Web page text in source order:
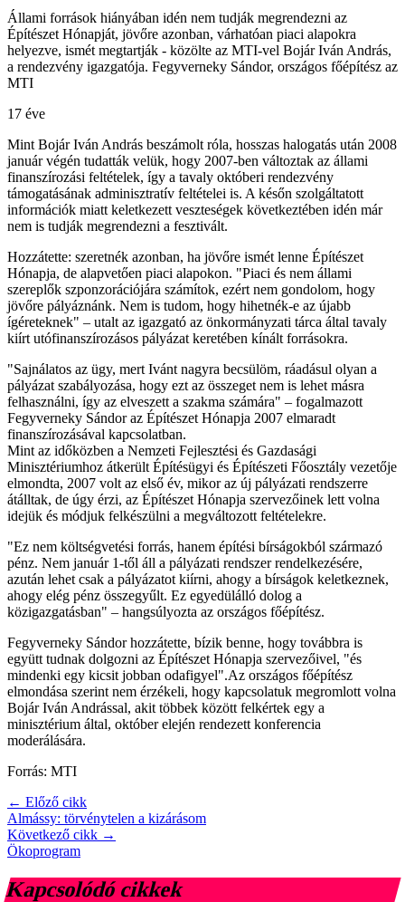
Állami források hiányában idén nem tudják megrendezni az
Építészet Hónapját, jövőre azonban, várhatóan piaci alapokra
helyezve, ismét megtartják - közölte az MTI-vel Bojár Iván András,
a rendezvény igazgatója. Fegyverneky Sándor, országos főépítész az
MTI
17 éve
Mint Bojár Iván András beszámolt róla, hosszas halogatás után 2008
január végén tudatták velük, hogy 2007-ben változtak az állami
finanszírozási feltételek, így a tavaly októberi rendezvény
támogatásának adminisztratív feltételei is. A későn szolgáltatott
információk miatt keletkezett veszteségek következtében idén már
nem is tudják megrendezni a fesztivált.
Hozzátette: szeretnék azonban, ha jövőre ismét lenne Építészet
Hónapja, de alapvetően piaci alapokon. "Piaci és nem állami
szereplők szponzorációjára számítok, ezért nem gondolom, hogy
jövőre pályáznánk. Nem is tudom, hogy hihetnék-e az újabb
ígéreteknek" – utalt az igazgató az önkormányzati tárca által tavaly
kiírt utófinanszírozásos pályázat keretében kínált forrásokra.
"Sajnálatos az ügy, mert Ivánt nagyra becsülöm, ráadásul olyan a
pályázat szabályozása, hogy ezt az összeget nem is lehet másra
felhasználni, így az elveszett a szakma számára" – fogalmazott
Fegyverneky Sándor az Építészet Hónapja 2007 elmaradt
finanszírozásával kapcsolatban.
Mint az időközben a Nemzeti Fejlesztési és Gazdasági
Minisztériumhoz átkerült Építésügyi és Építészeti Főosztály vezetője
elmondta, 2007 volt az első év, mikor az új pályázati rendszerre
átálltak, de úgy érzi, az Építészet Hónapja szervezőinek lett volna
idejük és módjuk felkészülni a megváltozott feltételekre.
"Ez nem költségvetési forrás, hanem építési bírságokból származó
pénz. Nem január 1-től áll a pályázati rendszer rendelkezésére,
azután lehet csak a pályázatot kiírni, ahogy a bírságok keletkeznek,
ahogy elég pénz összegyűlt. Ez egyedülálló dolog a
közigazgatásban" – hangsúlyozta az országos főépítész.
Fegyverneky Sándor hozzátette, bízik benne, hogy továbbra is
együtt tudnak dolgozni az Építészet Hónapja szervezőivel, "és
mindenki egy kicsit jobban odafigyel".Az országos főépítész
elmondása szerint nem érzékeli, hogy kapcsolatuk megromlott volna
Bojár Iván Andrással, akit többek között felkértek egy a
minisztérium által, október elején rendezett konferencia
moderálására.
Forrás: MTI
← Előző cikk
Almássy: törvénytelen a kizárásom
Következő cikk →
Ökoprogram
Kapcsolódó cikkek